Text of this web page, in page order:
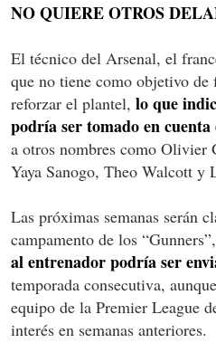
NO QUIERE OTROS
El técnico del Arsenal, el
que no tiene como objetivo de
reforzar el plantel, lo que
podría ser tomado en
a otros nombres como Olivier
Yaya Sanogo, Theo Walcott y
Las próximas semanas serán
campamento de los
al entrenador podría ser
temporada consecutiva,
equipo de la Premier League
interés en semanas anteriores.